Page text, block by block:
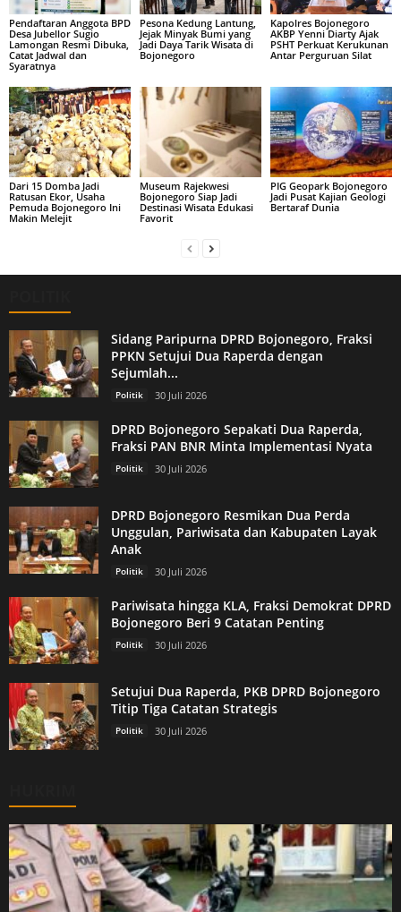
Pendaftaran Anggota BPD
Desa Jubellor Sugio
Lamongan Resmi Dibuka,
Catat Jadwal dan
Syaratnya
Pesona Kedung Lantung,
Jejak Minyak Bumi yang
Jadi Daya Tarik Wisata di
Bojonegoro
Kapolres Bojonegoro
AKBP Yenni Diarty Ajak
PSHT Perkuat Kerukunan
Antar Perguruan Silat
Dari 15 Domba Jadi
Ratusan Ekor, Usaha
Pemuda Bojonegoro Ini
Makin Melejit
Museum Rajekwesi
Bojonegoro Siap Jadi
Destinasi Wisata Edukasi
Favorit
PIG Geopark Bojonegoro
Jadi Pusat Kajian Geologi
Bertaraf Dunia
Sidang Paripurna DPRD Bojonegoro, Fraksi
PPKN Setujui Dua Raperda dengan
Sejumlah...
Politik 30 Juli 2026
DPRD Bojonegoro Sepakati Dua Raperda,
Fraksi PAN BNR Minta Implementasi Nyata
Politik 30 Juli 2026
DPRD Bojonegoro Resmikan Dua Perda
Unggulan, Pariwisata dan Kabupaten Layak
Anak
Politik 30 Juli 2026
Pariwisata hingga KLA, Fraksi Demokrat DPRD
Bojonegoro Beri 9 Catatan Penting
Politik 30 Juli 2026
Setujui Dua Raperda, PKB DPRD Bojonegoro
Titip Tiga Catatan Strategis
Politik 30 Juli 2026